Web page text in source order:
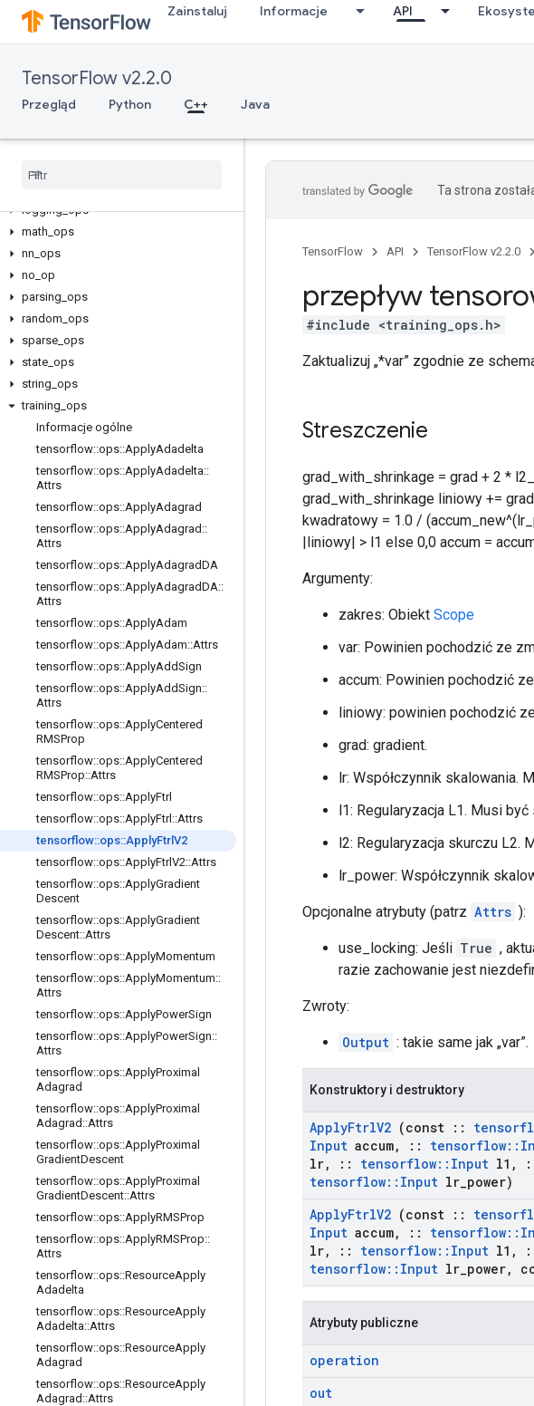
Zainstaluj Informacje API
TensorFlow v2.2.0
Przegląd Python C++ Java
C++
candidate_sampling_ops
control_flow_ops
data_flow_ops
logging_ops
math ops
nn ops
no op
parsing ops
random ops
sparse ops
state ops
string ops
training ops
Informacje ogólne
tensorflow::ops::ApplyAdadelta
tensorflow::ops::ApplyAdadelta::
Attrs
tensorflow::ops::ApplyAdagrad
tensorflow::ops::ApplyAdagrad ::
Attrs
tensorflow::ops::ApplyAdagradDA
tensorflow::ops::ApplyAdagradDA::
Attrs
tensorflow::ops::ApplyAdam
tensorflow::ops::ApplyAdam::Attrs
tensorflow::ops::ApplyAddSign
tensorflow::ops::ApplyAddSign::
Attrs
tensorflow::ops::ApplyCentered
RMSProp
tensorflow::ops::ApplyCentered
RMSProp::Attrs
tensorflow::ops::ApplyFtrl
tensorflow::ops::ApplyFtrl ::Attrs
tensorflow::ops::ApplyFtrl V2
tensorflow::ops::ApplyFtrlV2::Attrs
tensorflow::ops::ApplyGradient
Descent
tensorflow::ops::ApplyGradient
Descent::Attrs
tensorflow::ops::ApplyMomentum
tensorflow::ops::ApplyMomentum::
Attrs
tensorflow::ops::ApplyPowerSign
tensorflow::ops::ApplyPowerSign::
Attrs
tensorflow::ops::ApplyProximal
Adagrad
tensorflow::ops::ApplyProximal
Adagrad ::Attrs
tensorflow::ops::ApplyProximal
GradientDescent
tensorflow::ops::ApplyProximal
GradientDescent::Attrs
tensorflow::ops::ApplyRMSProp
tensorflow::ops::ApplyRMSProp::
Attrs
tensorflow::ops::ResourceApply
Adadelta
tensorflow::ops::ResourceApply
Adadelta::Attrs
tensorflow::ops::ResourceApply
Adagrad
tensorflow::ops::ResourceApply
Adagrad ::Attrs
Ta strona
TensorFlow API TensorFlow v2.2.0
przepływ
#include <training_ops.h>
Zaktualizuj „*var” zgodnie ze
Streszczenie
grad_with_shrinkage = grad + 2 *
grad_with_shrinkage liniowy +=
kwadratowy = 1.0 /
|liniowy| > l1 else 0,0 accum =
Argumenty:
zakres: Obiekt Scope
var: Powinien pochodzić ze
accum: Powinien pochodzić
liniowy: powinien pochodzić
grad: gradient.
lr: Współczynnik skalowania.
l1: Regularyzacja L1. Musi być
l2: Regularyzacja skurczu L2.
lr_power: Współczynnik
Opcjonalne atrybuty (patrz Attrs ):
use_locking: Jeśli True ,
razie zachowanie jest
Zwroty:
Output : takie same jak „var”.
Konstruktory i destruktory
ApplyFtrlV2 (const ::
Input accum, :: tensorflow::
lr, :: tensorflow:: Input l1 ,
tensorflow:: Input lr power)
ApplyFtrlV2 (const ::
Input accum, :: tensorflow::
lr, :: tensorflow:: Input l1 ,
tensorflow:: Input lr power,
Atrybuty publiczne
operation
out